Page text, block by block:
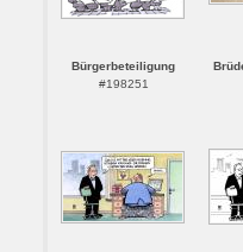
Bürgerbeteiligung
#198251